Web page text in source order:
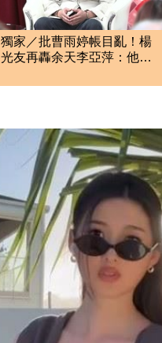
獨家／批曹雨婷帳目亂！楊
光友再轟余天李亞萍：他們